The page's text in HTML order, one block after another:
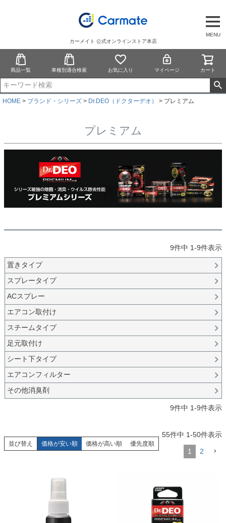
MENU
カーメイト 公式オンラインストア本店
商品一覧 車種別適合検索 お気に入り マイページ カート
HOME ブランド・シリーズ Dr.DEO（ドクターデオ） プレミアム
プレミアム
9件中 1-9件表示
置きタイプ
スプレータイプ
ACスプレー
エアコン取付け
スチームタイプ
足元取付け
シート下タイプ
エアコンフィルター
その他消臭剤
9件中 1-9件表示
並び替え 価格が安い順 価格が高い順 優先度順
55件中 1-50件表示
1 2